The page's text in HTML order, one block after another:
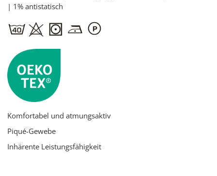
| 1% antistatisch
Komfortabel und atmungsaktiv
Piqué-Gewebe
Inhärente Leistungsfähigkeit